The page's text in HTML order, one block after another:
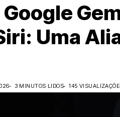
Uma
3 MINUTOS LIDOS 145